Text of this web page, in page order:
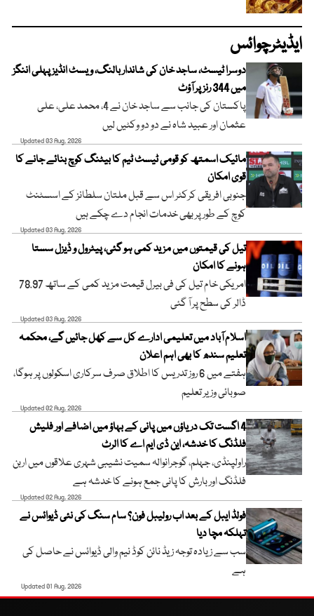
ایڈیٹرچوائس
دوسرا ٹیسٹ، ساجد خان کی شاندار بالنگ، ویسٹ انڈیز پہلی اننگز
میں 344 رنز پر آؤٹ
پاکستان کی جانب سے ساجد خان نے 4، محمد علی، علی
عثمان اور عبید شاہ نے دو دو وکٹیں لیں
Updated 03 Aug, 2026
مائیک اسمتھ کو قومی ٹیسٹ ٹیم کا بیٹنگ کوچ بنائے جانے کا
قوی امکان
جنوبی افریقی کرکٹر اس سے قبل ملتان سلطانز کے اسسٹنٹ
کوچ کے طور پر بھی خدمات انجام دے چکے ہیں
Updated 03 Aug, 2026
تیل کی قیمتوں میں مزید کمی ہو گئی، پیٹرول و ڈیزل سستا
ہونے کا امکان
امریکی خام تیل کی فی بیرل قیمت مزید کمی کے ساتھ 78.97
ڈالر کی سطح پر آ گئی
Updated 03 Aug, 2026
اسلام آباد میں تعلیمی ادارے کل سے کھل جائیں گے، محکمہ
تعلیم سندھ کا بھی اہم اعلان
ہفتے میں 6 روز تدریس کا اطلاق صرف سرکاری اسکولوں پر ہوگا،
صوبائی وزیر تعلیم
Updated 02 Aug, 2026
4 اگست تک دریاؤں میں پانی کے بہاؤ میں اضافے اور فلیش
فلڈنگ کا خدشہ، این ڈی ایم اے کا الرٹ
راولپنڈی، جہلم، گوجرانوالہ سمیت نشیبی شہری علاقوں میں اربن
فلڈنگ اور بارش کا پانی جمع ہونے کا خدشہ ہے
Updated 02 Aug, 2026
فولڈ ایبل کے بعد اب رولیبل فون؟ سام سنگ کی نئی ڈیوائس نے
تہلکہ مچا دیا
سب سے زیادہ توجہ زیڈ نائن کوڈ نیم والی ڈیوائس نے حاصل کی
ہے
Updated 01 Aug, 2026